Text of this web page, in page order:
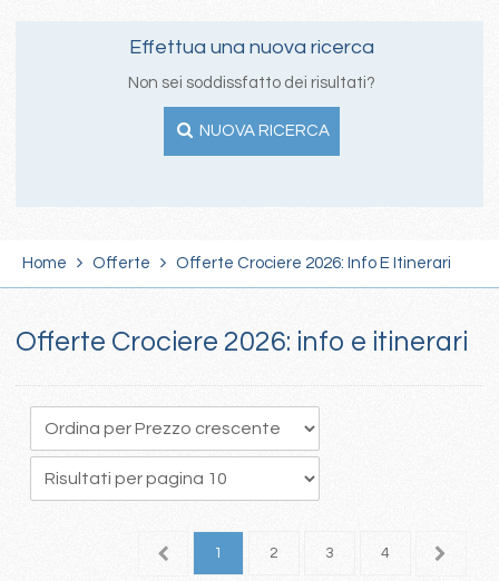
Effettua una nuova ricerca
Non sei soddissfatto dei risultati?
NUOVA RICERCA
Home Offerte Offerte Crociere 2026: Info E Itinerari
Offerte Crociere 2026: info e itinerari
1 2 3 4 5